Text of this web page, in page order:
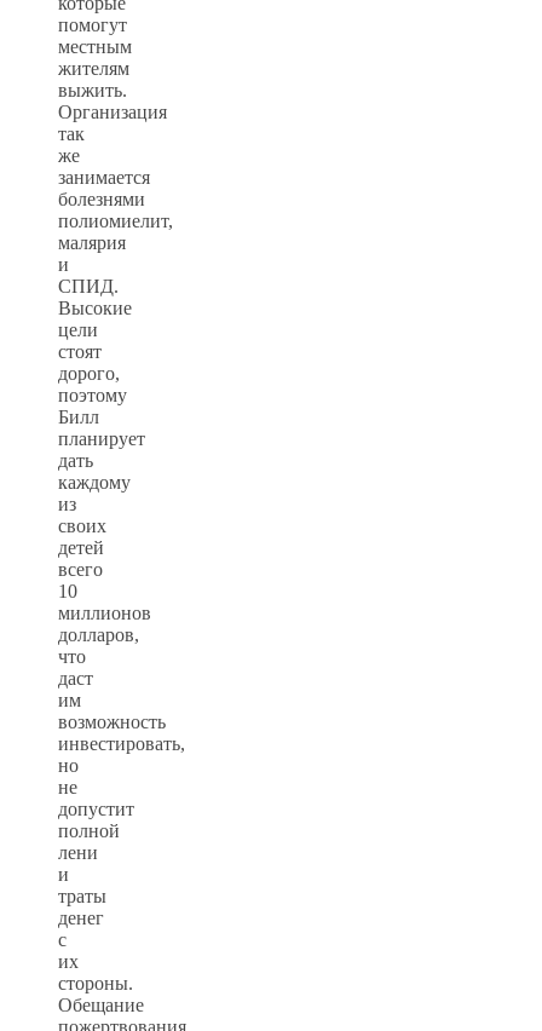
помогут
местным
жителям
выжить.
Организация
так
же
занимается
болезнями
полиомиелит,
малярия
и
СПИД.
Высокие
цели
стоят
дорого,
поэтому
Билл
планирует
дать
каждому
из
своих
детей
всего
10
миллионов
долларов,
что
даст
им
возможность
инвестировать,
но
не
допустит
полной
лени
и
траты
денег
с
их
стороны.
Обещание
пожертвования